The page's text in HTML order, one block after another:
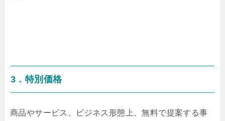
3．特別価格
商品やサービス、ビジネス形態上、無料で提案する事